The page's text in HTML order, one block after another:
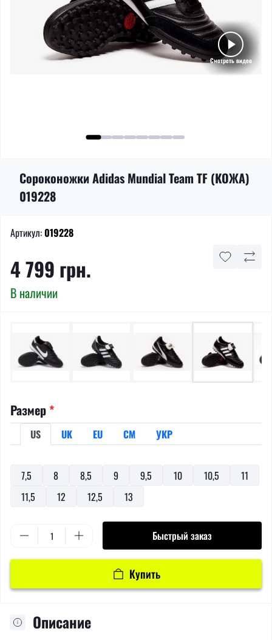
Смотреть видео
Сороконожки Adidas Mundial Team TF (КОЖА)
019228
Артикул:019228
4 799 грн.
В наличии
Размер *
US UK EU СМ УКР
7,5 8 8,5 9 9,5 10 10,5
11
11,5
12 12,5 13
Быстрый заказ
Купить
Описание